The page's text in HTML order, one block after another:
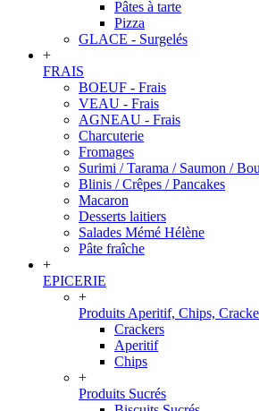
Pâtes à tarte
Pizza
GLACE - Surgelés
+
FRAIS
BOEUF - Frais
VEAU - Frais
AGNEAU - Frais
Charcuterie
Fromages
Surimi / Tarama / Saumon /
Blinis / Crêpes / Pancakes
Macaron
Desserts laitiers
Salades Mémé Hélène
Pâte fraîche
+
EPICERIE
+
Produits Aperitif, Chips,
Crackers
Aperitif
Chips
+
Produits Sucrés